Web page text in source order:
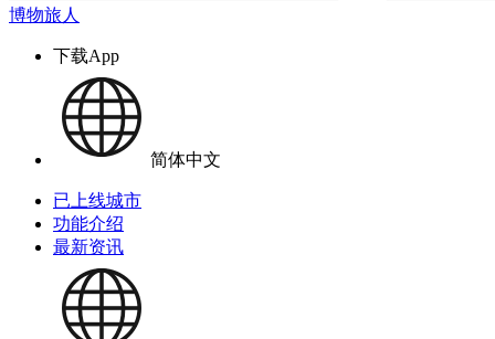
博物旅人
下载App
简体中文
已上线城市
功能介绍
最新资讯